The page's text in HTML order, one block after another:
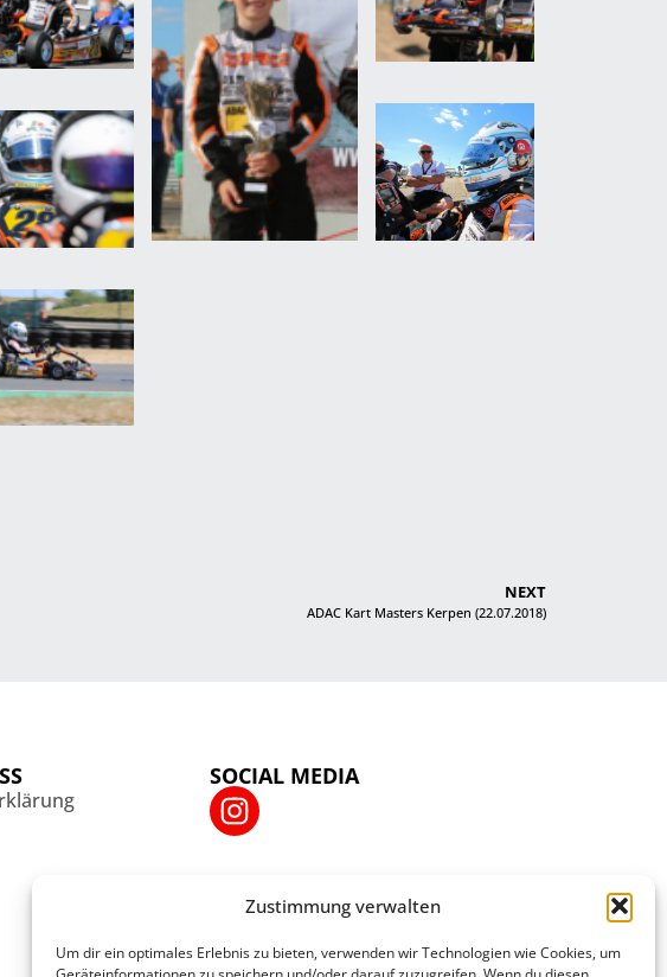
Zustimmung verwalten
Um dir ein optimales Erlebnis zu bieten, verwenden wir Technologien wie Cookies, um
NEXT
ADAC Kart Masters Kerpen (22.07.2018)
SOCIAL MEDIA